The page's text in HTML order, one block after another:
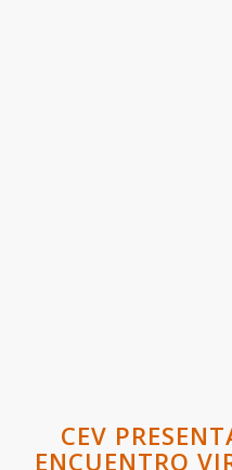
CEV
ENCUENTRO